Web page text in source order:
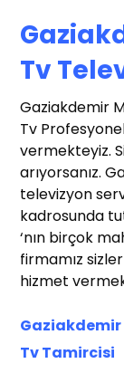
Tv
Gaziakdemir
Tv
vermekteyiz.
arıyorsanız.
televizyon
kadrosunda
‘nın birçok
firmamız
hizmet
TvTamircisi